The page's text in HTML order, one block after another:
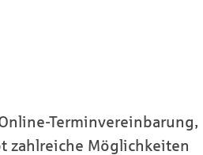
Terminvereinbarung,
zahlreiche Möglichkeiten